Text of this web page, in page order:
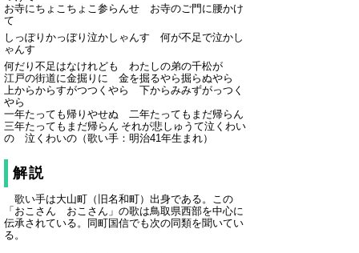
お寺にちょこちょこ参らんせ お寺のご門に腰かけ
て
しっぽりかっぼり泣かしゃんす 何が不足で泣かし
ゃんす
何だり不足はなけれども わたしの弟の千松が
江戸の街道に金掘りに 金を掘るやら掘らぬやら
上からからすがつつくやら 下からみみずがっつく
やら
一年たっても帰りやせぬ 二年たってもまだ帰らん
三年たってもまだ帰らん それが悲しゅうて泣くわい
の 泣くわいの （歌い手：明治41年生まれ）
解説
歌い手は大山町（旧名和町）出身である。この
「おこさん おこさん」の歌は鳥取県西部を中心に
伝承されている。同町国信でも次の同類を聞いてい
る。